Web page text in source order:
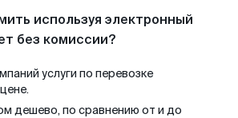
используя электронный
без комиссии?
услуги по перевозке
дешево, по сравнению от и до